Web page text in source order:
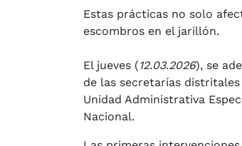
Estas prácticas no solo
escombros en el jarillón.
El jueves (12.03.2026), se
de las secretarías
Unidad Administrativa
Nacional.